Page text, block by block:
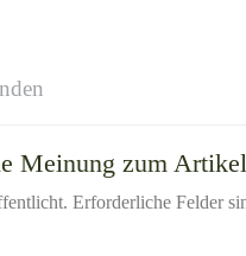
Meinung zum
Erforderliche Felder